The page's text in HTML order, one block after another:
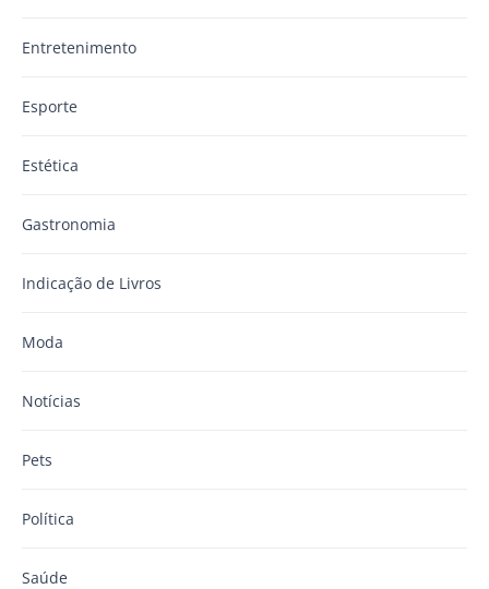
Entretenimento
Esporte
Estética
Gastronomia
Indicação de Livros
Moda
Notícias
Pets
Política
Saúde